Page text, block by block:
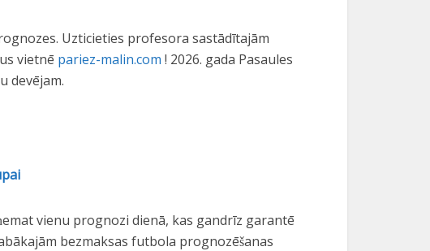
Uzticieties profesora sastādītajām
vietnē pariez-malin.com ! 2026. gada Pasaules
devējam.
vienu prognozi dienā, kas gandrīz garantē
bezmaksas futbola prognozēšanas